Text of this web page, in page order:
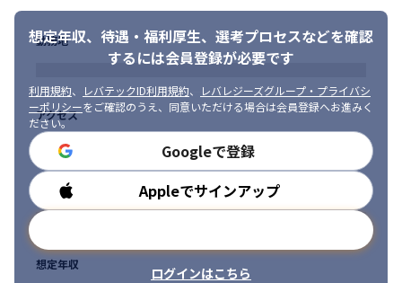
想定年収、待遇・福利厚生、 選考プロセスなどを確認
するには会員登録が必要です
利用規約、 レバテックID利用規約、
レバレジーズグループ・プライバシ
ーポリシーをご確認のうえ、同意いただける場合は会員登録へお進みく
ださい。
Googleで登録
Appleでサインアップ
ログインはこちら
勤務地
アクセス
勤務時間
想定年収